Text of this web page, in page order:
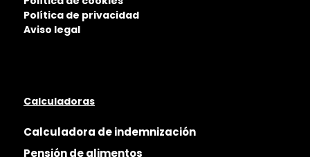
Política de privacidad
Aviso legal
Calculadoras
Calculadora de indemnización
Pensión de alimentos